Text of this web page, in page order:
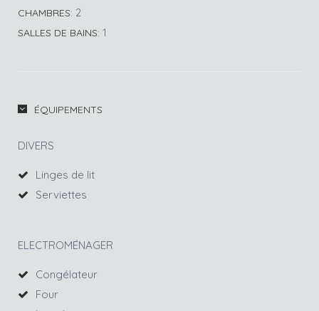
CHAMBRES: 2
SALLES DE BAINS: 1
ÉQUIPEMENTS
DIVERS
Linges de lit
Serviettes
ELECTROMÉNAGER
Congélateur
Four